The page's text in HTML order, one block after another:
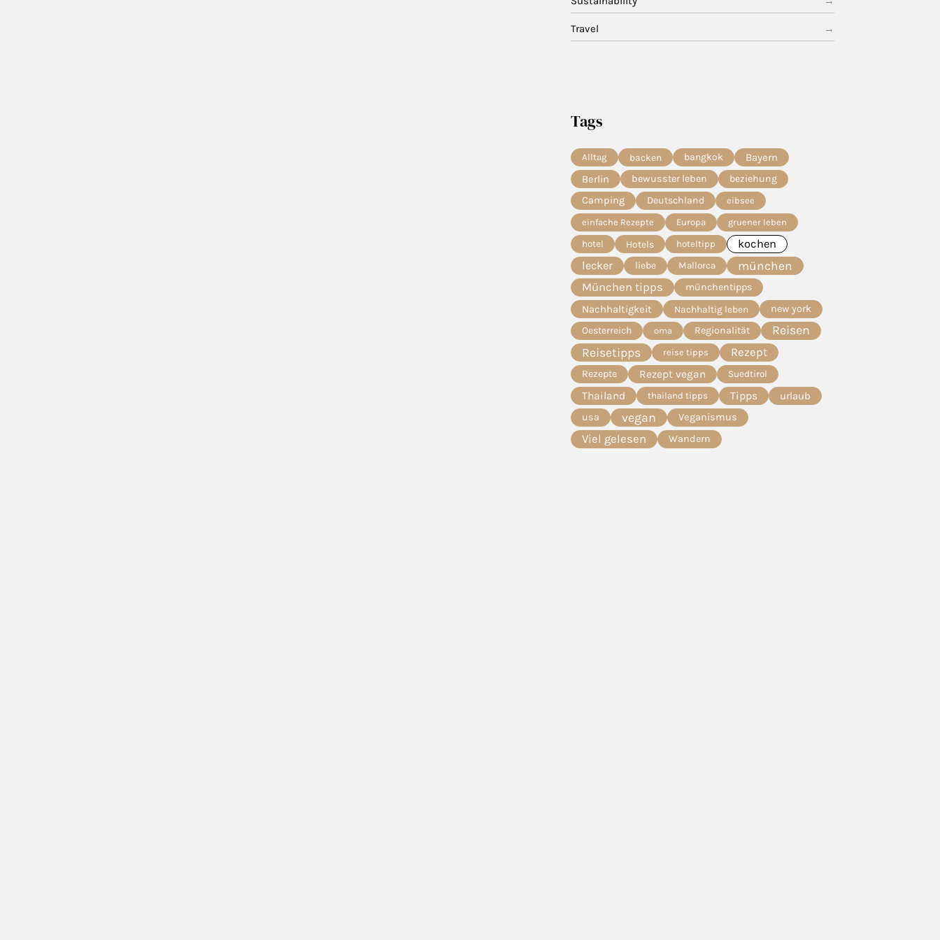
Travel
Tags
Alltag backen bangkok
Bayern
Berlin
bewusster leben
beziehung
Camping
Deutschland eibsee
einfache Rezepte Europa gruener leben
hotel Hotels hoteltipp
kochen
lecker
liebe Mallorca münchen
München tipps münchentipps
Nachhaltigkeit Nachhaltig leben
new york
Oesterreich
oma Regionalität Reisen
Reisetipps reise tipps Rezept
Rezepte Rezept vegan Suedtirol
Thailand thailand tipps Tipps urlaub
usa vegan Veganismus
Viel gelesen Wandern